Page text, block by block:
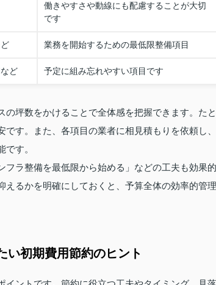
働きやすさや動線にも配慮することが大切
です
業務を開始するための最低限整備項目
ど 予定に組み忘れやすい項目です
坪数をかけることで全体感を把握できます。たと
す。また、各項目の業者に相見積もりを依頼し、
す。
ラ整備を最低限から始める」などの工夫も効果的
るかを明確にしておくと、予算全体の効率的管理
い初期費用節約のヒント